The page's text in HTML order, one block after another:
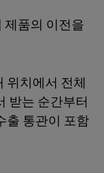
제품의 이전을
위치에서 전체
받는 순간부터
출 통관이 포함